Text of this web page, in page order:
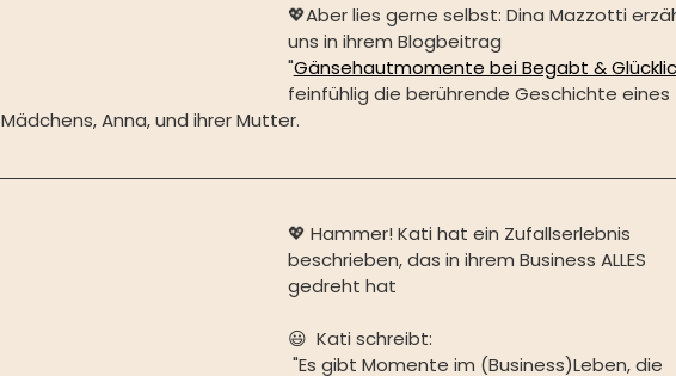
💖Aber lies gerne selbst:⁠ ⁠Dina Mazzotti
uns in ihrem Blogbeitrag
"Gänsehautmomente bei Begabt &
feinfühlig die berührende Geschichte eines
Anna, und ihrer Mutter.
💖 Hammer! Kati hat ein Zufallserlebnis
beschrieben, das in ihrem Business ALLES
gedreht hat⁠ ⁠
😃⁠ ⁠ Kati schreibt:⁠ ⁠